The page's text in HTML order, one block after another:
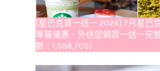
[星巴克買一送一 2026] 7月星巴
專屬優惠、外送促銷買一送一完
數：1,386,705)